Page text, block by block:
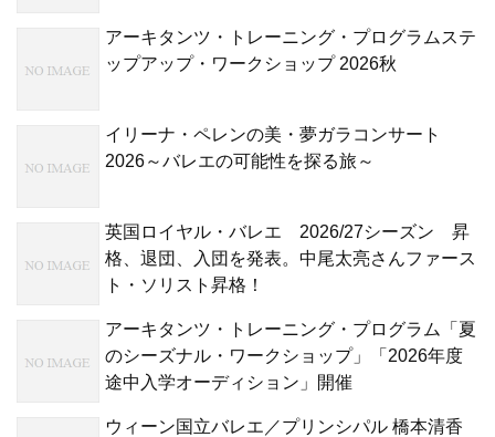
アーキタンツ・トレーニング・プログラムステ
ップアップ・ワークショップ 2026秋
イリーナ・ペレンの美・夢ガラコンサート
2026～バレエの可能性を探る旅～
英国ロイヤル・バレエ 2026/27シーズン 昇
格、退団、入団を発表。中尾太亮さんファース
ト・ソリスト昇格！
アーキタンツ・トレーニング・プログラム「夏
のシーズナル・ワークショップ」「2026年度
途中入学オーディション」開催
ウィーン国立バレエ／プリンシパル 橋本清香